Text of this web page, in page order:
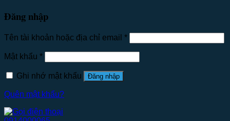
Đăng nhập
Tên tài khoản hoặc địa chỉ email *
Mật khẩu *
Ghi nhớ mật khẩu Đăng nhập
Quên mật khẩu?